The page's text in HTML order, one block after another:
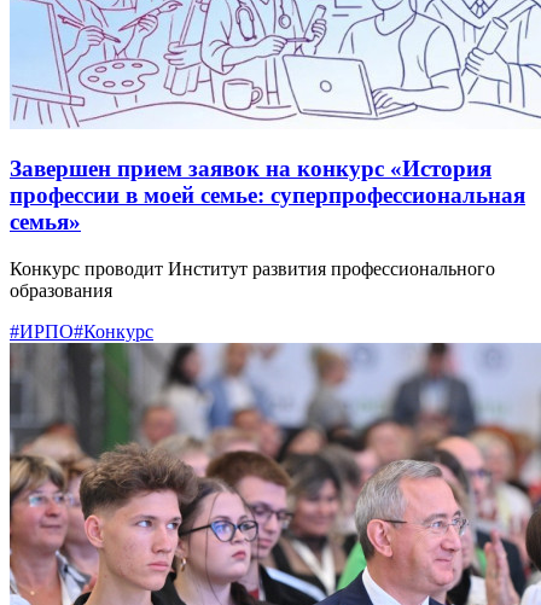
Завершен прием заявок на конкурс «История
профессии в моей семье: суперпрофессиональная
семья»
Конкурс проводит Институт развития профессионального
образования
#ИРПО#Конкурс